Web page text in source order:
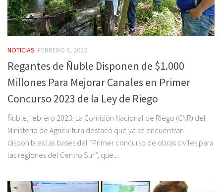
NOTICIAS FEBRERO 5, 2023
Regantes de Ñuble Disponen de $1.000
Millones Para Mejorar Canales en Primer
Concurso 2023 de la Ley de Riego
Ñuble, febrero 2023: La Comisión Nacional de Riego (CNR) del
Ministerio de Agricultura destacó que ya se encuentran
disponibles las bases del “Primer concurso de obras civiles para
las regiones del Centro Sur”, que...